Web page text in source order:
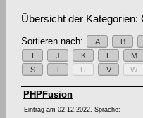
Übersicht der Kategorien:
Sortieren nach: A B
J K M
S
T U V W
PHPFusion
Eintrag am 02.12.2022, Sprache: